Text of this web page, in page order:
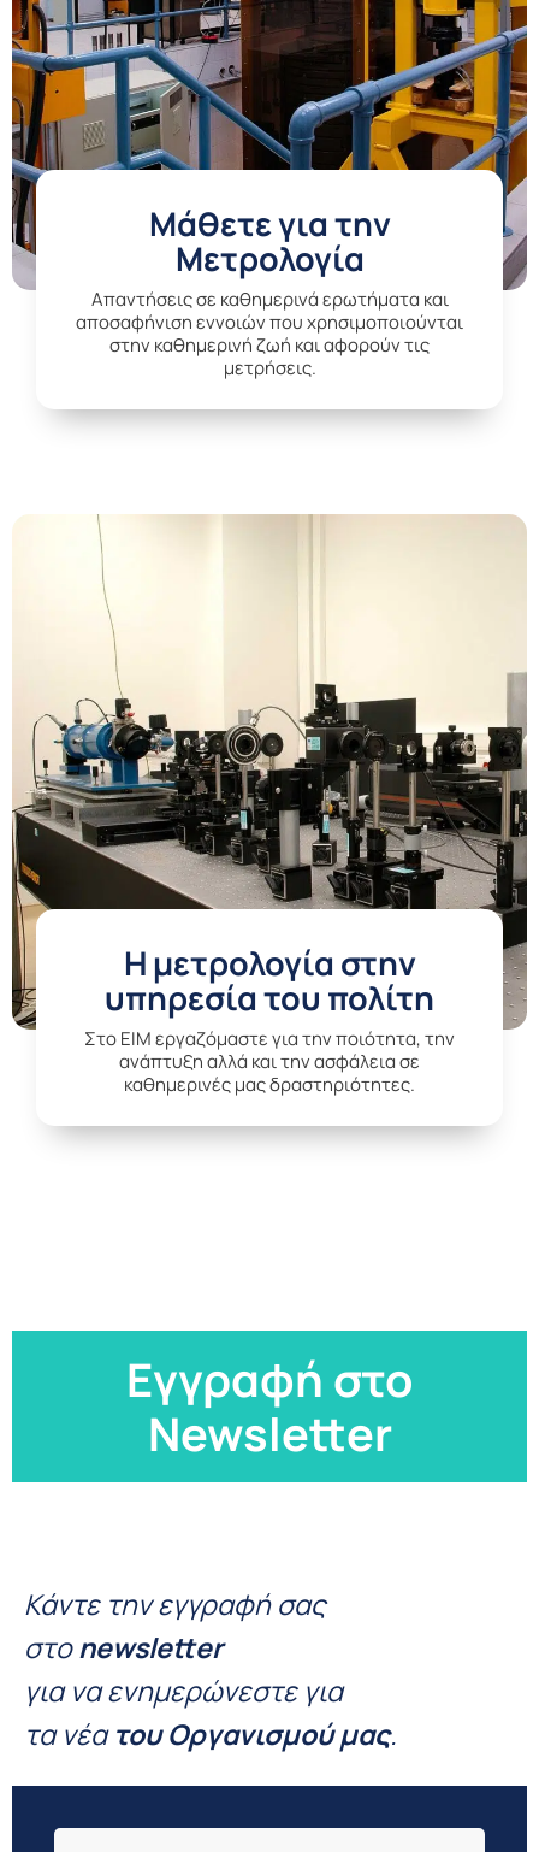
Μάθετε για την
Μετρολογία
Aπαντήσεις σε καθημερινά ερωτήματα και
αποσαφήνιση εννοιών που χρησιμοποιούνται
στην καθημερινή ζωή και αφορούν τις
μετρήσεις.
Η μετρολογία στην
υπηρεσία του πολίτη
Στο EIM εργαζόμαστε για την ποιότητα, την
ανάπτυξη αλλά και την ασφάλεια σε
καθημερινές μας δραστηριότητες.
Εγγραφή στο
Newsletter
Κάντε την εγγραφή σας
στοnewsletter
για να ενημερώνεστε για
τα νέατου Οργανισμού μας.